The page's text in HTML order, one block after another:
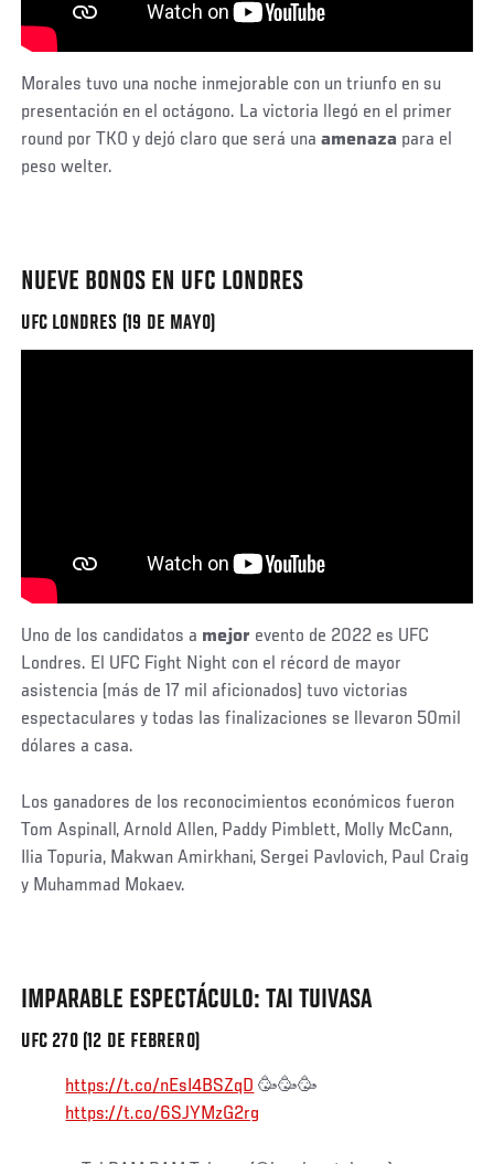
Morales tuvo una noche inmejorable con un triunfo en su
presentación en el octágono. La victoria llegó en el primer
round por TKO y dejó claro que será unaamenaza para el
peso welter.
NUEVE BONOS EN UFC LONDRES
UFC LONDRES (19 DE MAYO)
Uno de los candidatos a mejor evento de 2022 es UFC
Londres. El UFC Fight Night con el récord de mayor
asistencia (más de 17 mil aficionados) tuvo victorias
espectaculares y todas las finalizaciones se llevaron 50mil
dólares a casa.
Los ganadores de los reconocimientos económicos fueron
Tom Aspinall, Arnold Allen, Paddy Pimblett, Molly McCann,
Ilia Topuria, Makwan Amirkhani, Sergei Pavlovich, Paul Craig
y Muhammad Mokaev.
IMPARABLE ESPECTÁCULO: TAI TUIVASA
UFC 270 (12 DE FEBRERO)
https://t.co/nEsI4BSZqD 🥳🥳🥳
https://t.co/6SJYMzG2rg